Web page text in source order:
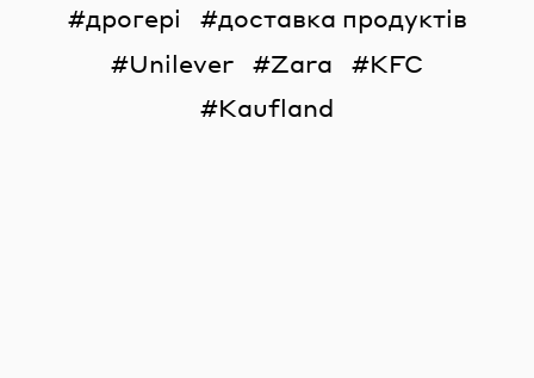
дрогері
доставка продуктів
Unilever
Zara
KFC
Kaufland